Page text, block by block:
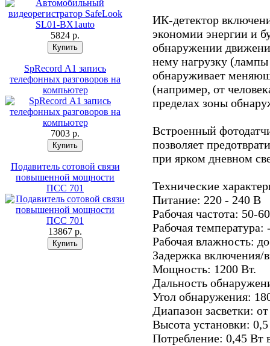
5824 p.
SpRecord А1 запись
телефонных разговоров на
компьютер
7003 p.
Подавитель сотовой связи
повышенной мощности
ПСС 701
13867 p.
ИК-детектор
экономии энергии и
обнаружении
нему нагрузку
обнаруживает
(например, от
пределах зоны
Встроенный
позволяет
при ярком дневном
Технические
Питание: 220 - 240 В
Рабочая частота: 50-
Рабочая
Рабочая влажность:
Задержка включения/
Мощность: 1200 Вт.
Дальность
Угол обнаружения:
Диапазон засветки:
Высота установки:
Потребление: 0,45 Вт